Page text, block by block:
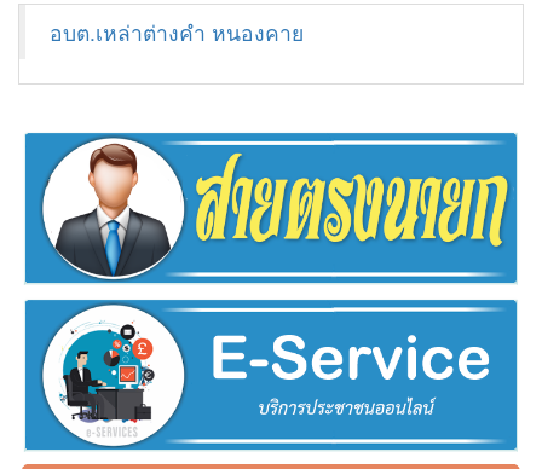
อบต.เหล่าต่างคำ หนองคาย